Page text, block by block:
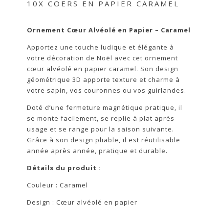
10X COERS EN PAPIER CARAMEL
Ornement Cœur Alvéolé en Papier – Caramel
Apportez une touche ludique et élégante à
votre décoration de Noël avec cet ornement
cœur alvéolé en papier caramel. Son design
géométrique 3D apporte texture et charme à
votre sapin, vos couronnes ou vos guirlandes.
Doté d’une fermeture magnétique pratique, il
se monte facilement, se replie à plat après
usage et se range pour la saison suivante.
Grâce à son design pliable, il est réutilisable
année après année, pratique et durable.
Détails du produit :
Couleur : Caramel
Design : Cœur alvéolé en papier